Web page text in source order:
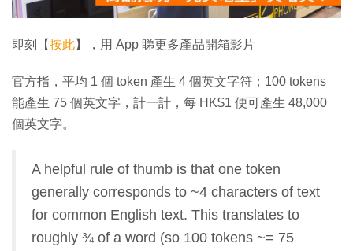
影
片
即刻【按此】，用 App 睇更多產品開箱影片
官方指，平均 1 個 token 產生 4 個英文字符；100 tokens
能產生 75 個英文字，計一計，每 HK$1 便可產生 48,000
個英文字。
A helpful rule of thumb is that one token
generally corresponds to ~4 characters of text
for common English text. This translates to
roughly ¾ of a word (so 100 tokens ~= 75